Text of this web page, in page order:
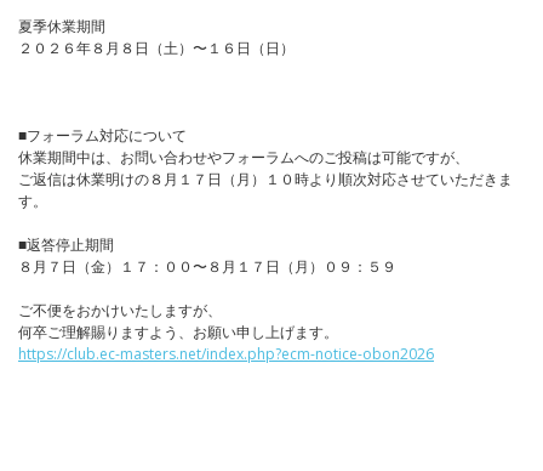
夏季休業期間
２０２６年８月８日（土）〜１６日（日）
■フォーラム対応について
休業期間中は、お問い合わせやフォーラムへのご投稿は可能ですが、
ご返信は休業明けの８月１７日（月）１０時より順次対応させていただきま
す。
■返答停止期間
８月７日（金）１７：００〜８月１７日（月）０９：５９
ご不便をおかけいたしますが、
何卒ご理解賜りますよう、お願い申し上げます。
https://club.ec-masters.net/index.php?ecm-notice-obon2026